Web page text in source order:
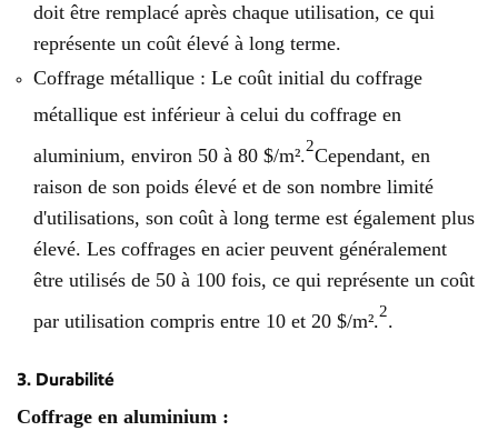
doit être remplacé après chaque utilisation, ce qui
représente un coût élevé à long terme.
Coffrage métallique : Le coût initial du coffrage
métallique est inférieur à celui du coffrage en
aluminium, environ 50 à 80 $/m². 2Cependant, en
raison de son poids élevé et de son nombre limité
d'utilisations, son coût à long terme est également plus
élevé. Les coffrages en acier peuvent généralement
être utilisés de 50 à 100 fois, ce qui représente un coût
par utilisation compris entre 10 et 20 $/m². 2
3. Durabilité
Coffrage en aluminium :